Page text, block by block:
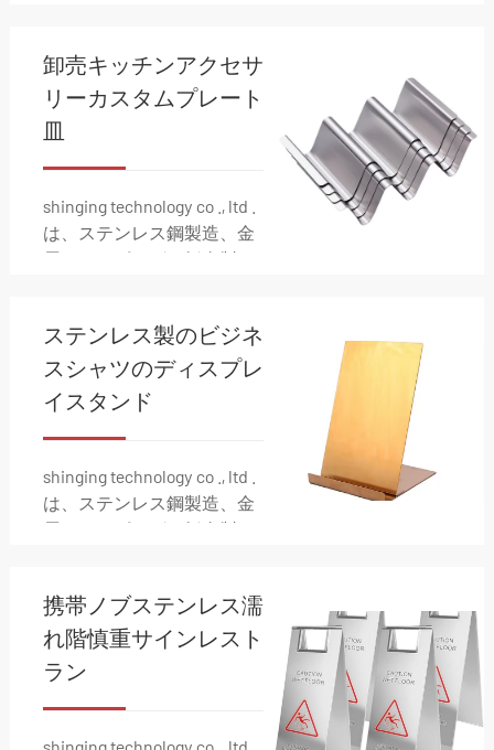
属製造ソリューションの包
括的な範囲を専門としてい
ます。
卸売キッチンアクセサ
リーカスタムプレート
皿
shinging technology co ., ltd .
は、ステンレス鋼製造、金
属スタンピング、板金製
属製造ソリューションの包
括的な範囲を専門としてい
ます。
ステンレス製のビジネ
スシャツのディスプレ
イスタンド
shinging technology co ., ltd .
は、ステンレス鋼製造、金
属スタンピング、板金製
属製造ソリューションの包
括的な範囲を専門としてい
ます。
携帯ノブステンレス濡
れ階慎重サインレスト
ラン